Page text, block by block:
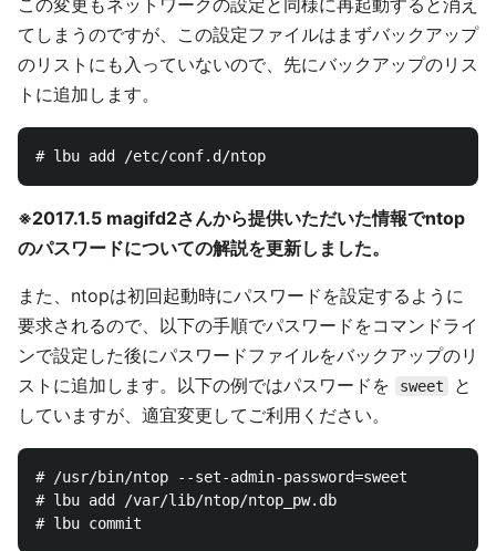
この変更もネットワークの設定と同様に再起動すると消え
てしまうのですが、この設定ファイルはまずバックアップ
のリストにも入っていないので、先にバックアップのリス
トに追加します。
※2017.1.5 magifd2さんから提供いただいた情報でntop
のパスワードについての解説を更新しました。
また、ntopは初回起動時にパスワードを設定するように
要求されるので、以下の手順でパスワードをコマンドライ
ンで設定した後にパスワードファイルをバックアップのリ
ストに追加します。以下の例ではパスワードを
sweet
と
していますが、適宜変更してご利用ください。
# /usr/bin/ntop --set-admin-password=sweet
# lbu add /var/lib/ntop/ntop_pw.db